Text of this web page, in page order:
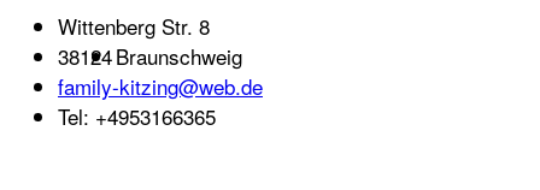
Wittenberg Str. 8
38124Braunschweig
family-kitzing@web.de
Tel: +4953166365